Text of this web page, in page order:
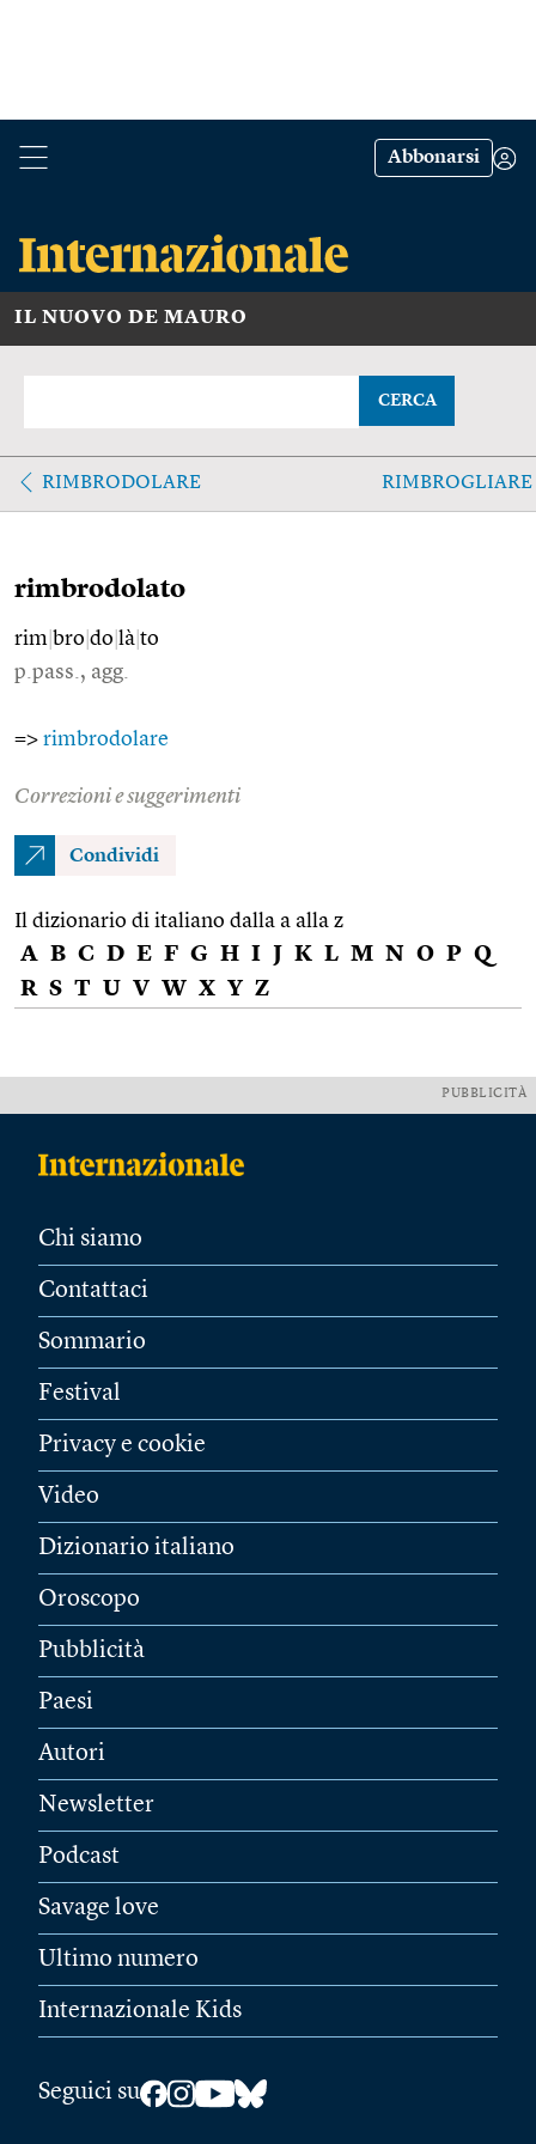
Abbonarsi
IL NUOVO DE MAURO
CERCA
RIMBRODOLARE RIMBROGLIARE
rimbrodolato
rim bro do là to
p.pass., agg.
=> rimbrodolare
Correzioni e suggerimenti
Condividi
Il dizionario di italiano dalla a alla z
A B C D E F G H I J K L M N O P Q
R S T U V W X Y Z
PUBBLICITÀ
Chi siamo
Contattaci
Sommario
Festival
Privacy e cookie
Video
Dizionario italiano
Oroscopo
Pubblicità
Paesi
Autori
Newsletter
Podcast
Savage love
Ultimo numero
Internazionale Kids
Seguici su